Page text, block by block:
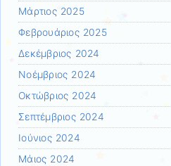
Μάρτιος 2025
Φεβρουάριος 2025
Δεκέμβριος 2024
Νοέμβριος 2024
Οκτώβριος 2024
Σεπτέμβριος 2024
Ιούνιος 2024
Μάιος 2024